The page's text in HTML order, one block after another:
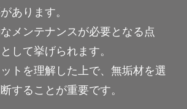
あります。
メンテナンスが必要となる点
して挙げられます。
トを理解した上で、無垢材を選
することが重要です。